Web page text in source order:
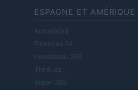
ESPAGNE ET
Actualidad
Finanzas 24
Investindo 365
Think.es
Viajar 365